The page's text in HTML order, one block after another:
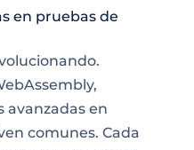
en pruebas de
avanzadas en
comunes. Cada